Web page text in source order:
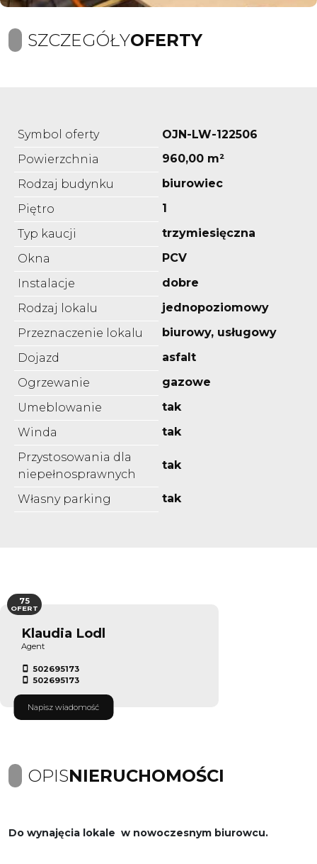
SZCZEGÓŁYOFERTY
Symbol oferty
OJN-LW-122506
Powierzchnia
960,00 m²
Rodzaj budynku
biurowiec
Piętro
1
Typ kaucji
trzymiesięczna
Okna
PCV
Instalacje
dobre
Rodzaj lokalu
jednopoziomowy
Przeznaczenie lokalu
biurowy, usługowy
Dojazd
asfalt
Ogrzewanie
gazowe
Umeblowanie
tak
Winda
tak
Przystosowania dla
niepełnosprawnych
tak
Własny parking tak
Klaudia Lodl
Agent
502695173
502695173
Napisz wiadomość
75
OFERT
OPISNIERUCHOMOŚCI
Do wynajęcia lokale w nowoczesnym biurowcu.